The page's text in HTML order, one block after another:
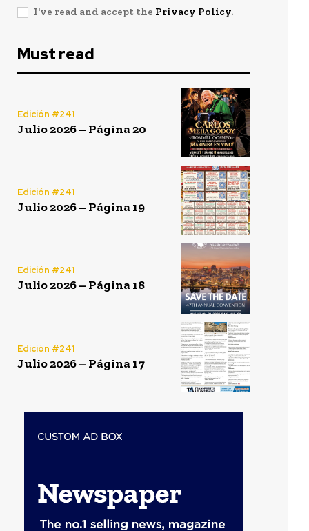
I've read and accept the Privacy Policy.
Must read
Edición #241
Julio 2026 – Página 20
Edición #241
Julio 2026 – Página 19
Edición #241
Julio 2026 – Página 18
Edición #241
Julio 2026 – Página 17